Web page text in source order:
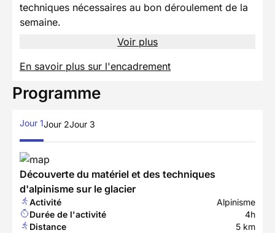
techniques nécessaires au bon déroulement de la
semaine.
Voir plus
En savoir plus sur l'encadrement
Programme
Jour 1Jour 2Jour 3
Découverte du matériel et des techniques
d'alpinisme sur le glacier
Activité
Alpinisme
Durée de l'activité
4h
Distance
5 km